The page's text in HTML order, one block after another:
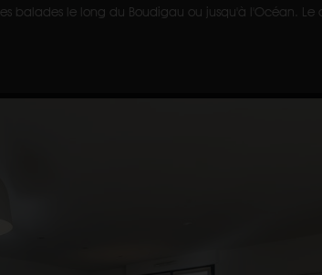
balades le long du Boudigau ou jusqu'à l'Océan.